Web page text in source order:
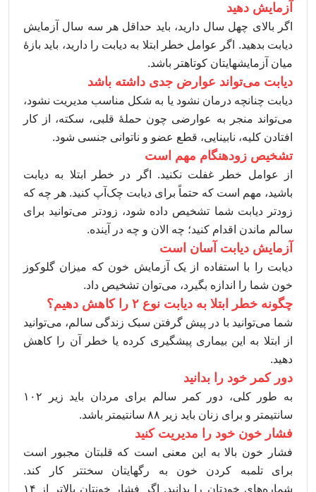
آزمایش دهید
اگر بالای چهل سال دارید، باید حداقل هر سه سال آزمایش
دیابت بدهید. اگر عوامل خطر ابتلا به دیابت را دارید، باید بازۀ
میان آزمایشهایتان کوتاهتر باشد.
دیابت می‌تواند عوارض جدی داشته باشد
دیابت چنانچه درمان نشود یا به شکل مناسب مدیریت نشود،
می‌تواند منجر به عوارضی چون حملۀ قلبی، سکته، از کار
افتادن کلیه، نابینایی، قطع عضو و ناتوانی جنسی شود.
تشخیص زودهنگام مهم است
از عوامل خطر غفلت نکنید. اگر در خطر ابتلا به دیابت
باشید، مهم است که حتماً برای دیابت چک‌آپ کنید. هر چه که
زودتر دیابت شما تشخیص داده شود، زودتر می‌توانید برای
سالم ماندن اقدام کنید؛ چه الان و چه در آینده.
آزمایش دیابت آسان است
دیابت را با استفاده از یک آزمایش خون که میزان گلوکوز
خون شما را اندازه بگیرد، می‌توان تشخیص داد.
چگونه خطر ابتلا به دیابت نوع ۲ را کاهش دهیم؟
شما می‌توانید با در پیش گرفتن سبک زندگی سالم، می‌توانید
از ابتلا به این بیماری پیشگیری کرده یا خطر آن را کاهش
دهید.
دور کمر خود را بدانید
به طور کلی، دور کمر سالم برای مردان باید زیر ۱۰۲
سانتیمتر و برای زنان باید زیر ۸۸ سانتیمتر باشد.
فشار خون خود را مدیریت کنید
فشار خون بالا به این معنی است که قلبتان مجبور است
برای تلمبه کردن خون به رگهایتان سختتر کار کند.
شماره‌های خودتان را بدانید. اگر فشار خونتان بالاتر از ۱۴